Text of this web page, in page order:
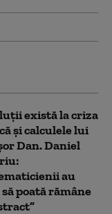
există la criza
și calculele lui
Dan. Daniel
au
poată rămâne